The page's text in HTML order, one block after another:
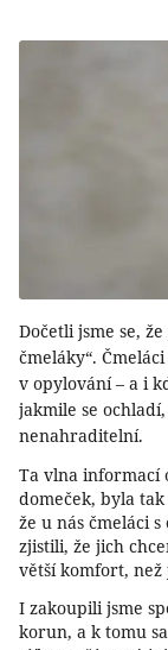
Dočetli jsme se,
čmeláky“.
v opylování – a i
jakmile se
nenahraditelní.
Ta vlna informací
domeček, byla
že u nás čmeláci
zjistili, že jich
větší komfort, než
I zakoupili jsme
korun, a k tomu